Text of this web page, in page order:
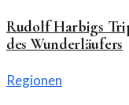
Rudolf Harbigs
des Wunderläufers
Regionen